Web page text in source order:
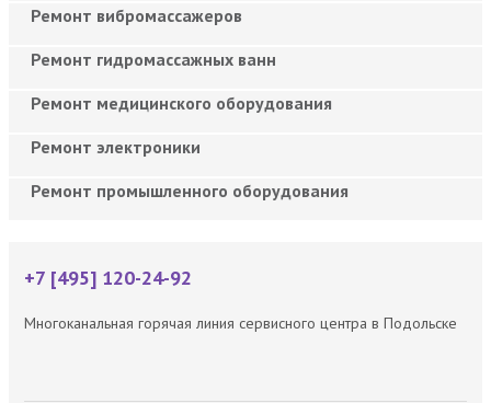
Ремонт вибромассажеров
Ремонт гидромассажных ванн
Ремонт медицинского оборудования
Ремонт электроники
Ремонт промышленного оборудования
+7 [495] 120-24-92
Многоканальная горячая линия сервисного центра в Подольске